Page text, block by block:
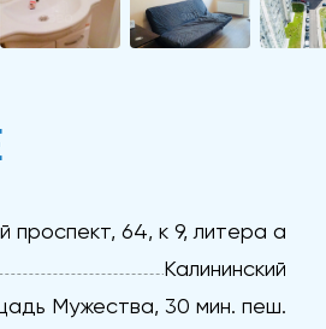
проспект, 64, к 9, литера а
Калининский
Мужества, 30 мин. пеш.